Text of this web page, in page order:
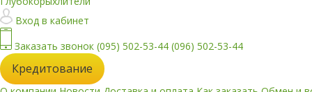
Вход в кабинет
Заказать звонок (095) 502-53-44 (096) 502-53-44
Кредитование